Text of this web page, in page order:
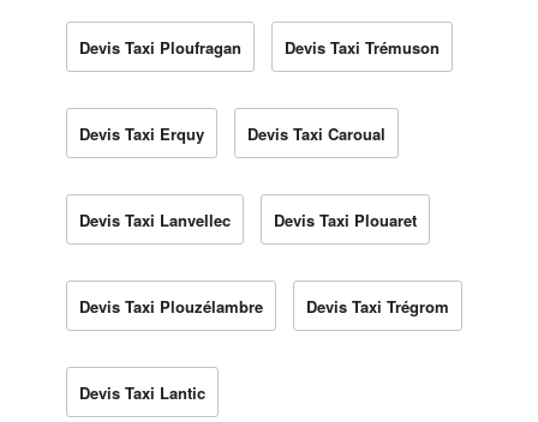
Devis Taxi Ploufragan Devis Taxi Trémuson
Devis Taxi Erquy Devis Taxi Caroual
Devis Taxi Lanvellec Devis Taxi Plouaret
Devis Taxi Plouzélambre Devis Taxi Trégrom
Devis Taxi Lantic